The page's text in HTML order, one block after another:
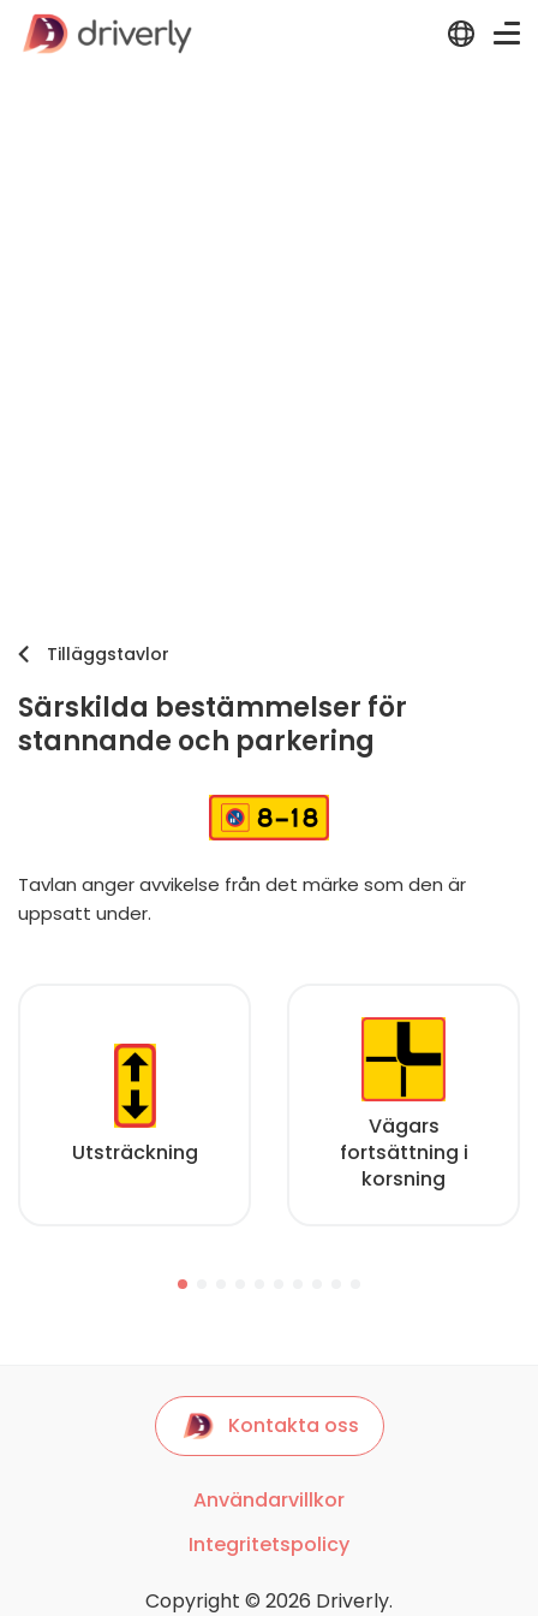
Tilläggstavlor
Särskilda bestämmelser för
stannande och parkering
Tavlan anger avvikelse från det märke som den är
uppsatt under.
Utsträckning
Vägars
fortsättning i
korsning
Kontakta oss
Användarvillkor
Integritetspolicy
Copyright © 2026 Driverly.